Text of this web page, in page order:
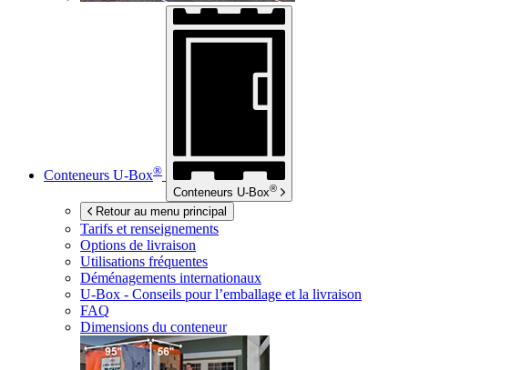
Conteneurs U-Box®
Conteneurs U-Box®
Retour au menu principal
Tarifs et renseignements
Options de livraison
Utilisations fréquentes
Déménagements internationaux
U-Box - Conseils pour l’emballage et la livraison
FAQ
Dimensions du conteneur